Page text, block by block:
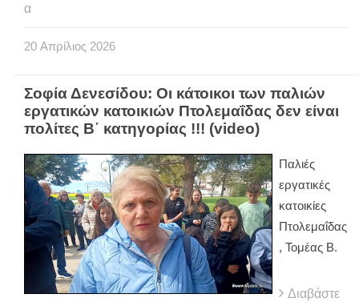
α
20 Απρίλιος 2026
Σοφία Δενεσίδου: Οι κάτοικοι των παλιών
εργατικών κατοικιών Πτολεμαΐδας δεν είναι
πολίτες Β΄ κατηγορίας !!! (video)
Παλιές
εργατικές
κατοικίες
Πτολεμαΐδας
, Τομέας Β.
Διαβάστε